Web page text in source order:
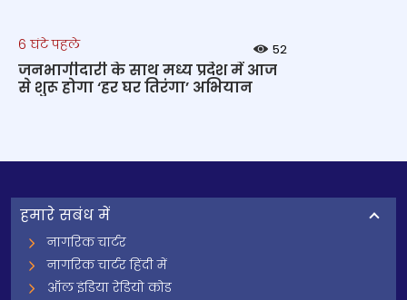
6 घंटे पहले 52
जनभागीदारी के साथ मध्य प्रदेश में आज
से शुरू होगा ‘हर घर तिरंगा’ अभियान
हमारे सबंध में
नागरिक चार्टर
नागरिक चार्टर हिंदी में
ऑल इंडिया रेडियो कोड